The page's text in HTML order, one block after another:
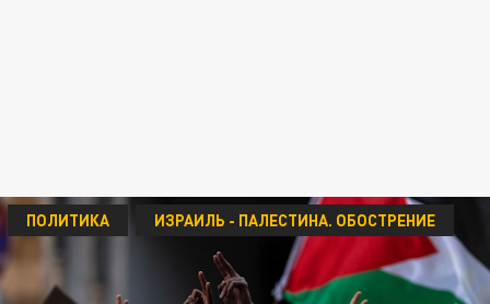
ПОЛИТИКА ИЗРАИЛЬ - ПАЛЕСТИНА. ОБОСТРЕНИЕ